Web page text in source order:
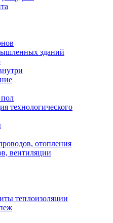
зданий
технологического
отопления
вентиляции
теплоизоляции